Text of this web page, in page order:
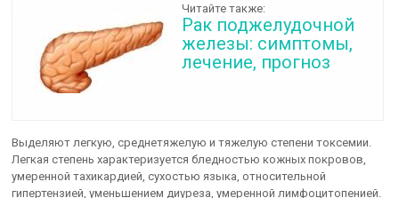
Читайте также:
Рак поджелудочной
железы: симптомы,
лечение, прогноз
Выделяют легкую, среднетяжелую и тяжелую степени токсемии.
Легкая степень характеризуется бледностью кожных покровов,
умеренной тахикардией, сухостью языка, относительной
гипертензией, уменьшением диуреза, умеренной лимфоцитопенией.